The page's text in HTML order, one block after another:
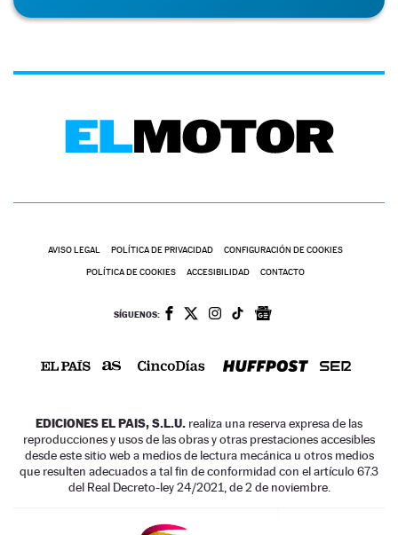
AVISO LEGAL POLÍTICA DE PRIVACIDAD CONFIGURACIÓN DE COOKIES
POLÍTICA DE COOKIES ACCESIBILIDAD CONTACTO
SÍGUENOS:
EDICIONES EL PAIS, S.L.U. realiza una reserva expresa de las
reproducciones y usos de las obras y otras prestaciones accesibles
desde este sitio web a medios de lectura mecánica u otros medios
que resulten adecuados a tal fin de conformidad con el artículo 67.3
del Real Decreto-ley 24/2021, de 2 de noviembre.